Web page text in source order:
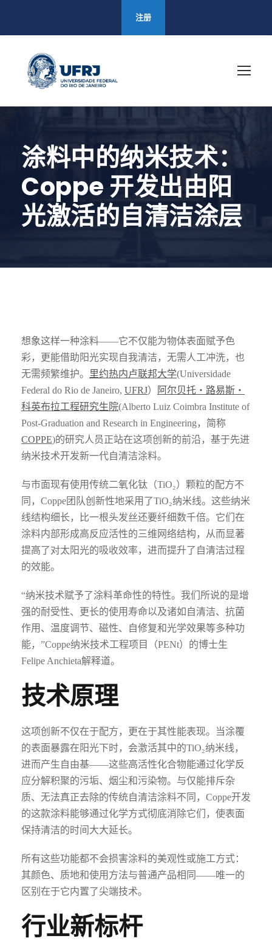
注册
涂料中的纳米技术：
Coppe 开发出由阳
光激活的自清洁涂层
想象这样一种涂料——它不仅能为物体表面赋予色
彩，更能借助阳光实现自我清洁，无需人工冲洗，也
无需频繁维护。
里约热内卢联邦大学(Universidade
Federal do Rio de Janeiro, UFRJ）
阿尔贝托・路易斯・
科英布拉工程研究生院(Alberto Luiz Coimbra Institute of
Post-Graduation and Research in Engineering，简称
COPPE)的研究人员正站在这项创新的前沿，基于先进
纳米技术开发新一代自清洁涂料。
与市面现有使用传统二氧化钛（TiO₂）颗粒的配方不
同，Coppe团队创新性地采用了TiO₂纳米线。这些纳米
线结构细长，比一根头发丝还要纤细数千倍。它们在
涂料内部形成高反应活性的三维网络结构，从而显著
提高了对太阳光的吸收效率，进而提升了自清洁过程
的效能。
“纳米技术赋予了涂料革命性的特性。我们所说的是增
强的耐受性、更长的使用寿命以及诸如自清洁、抗菌
作用、温度调节、磁性、自修复和光学效果等多种功
能，”Coppe纳米技术工程项目（PENt）的博士生
Felipe Anchieta解释道。
技术原理
这项创新不仅在于配方，更在于其性能表现。当涂覆
的表面暴露在阳光下时，会激活其中的TiO₂纳米线，
进而产生自由基——这些高活性化合物能通过化学反
应分解积聚的污垢、烟尘和污染物。与仅能排斥杂
质、无法真正去除的传统自清洁涂料不同，Coppe开发
的这款涂料能够通过化学方式彻底消除它们，使表面
保持清洁的时间大大延长。
所有这些功能都不会损害涂料的美观性或施工方式：
其颜色、质地和使用方法与普通产品相同——唯一的
区别在于它内置了尖端技术。
行业新标杆